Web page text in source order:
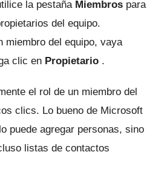
la pestaña Miembros para
del equipo.
miembro del equipo, vaya
clic en Propietario .
el rol de un miembro del
clics. Lo bueno de Microsoft
puede agregar personas, sino
listas de contactos